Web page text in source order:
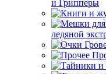
и Грипперы
ледяной